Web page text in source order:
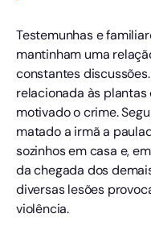
Testemunhas e
mantinham uma
constantes
relacionada às
motivado o crime.
matado a irmã a
sozinhos em casa e,
da chegada dos
diversas lesões
violência.